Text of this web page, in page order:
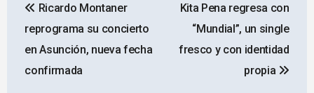
de
entradas
Ricardo Montaner
reprograma su concierto
en Asunción, nueva fecha
confirmada
Kita Pena regresa con
“Mundial”, un single
fresco y con identidad
propia